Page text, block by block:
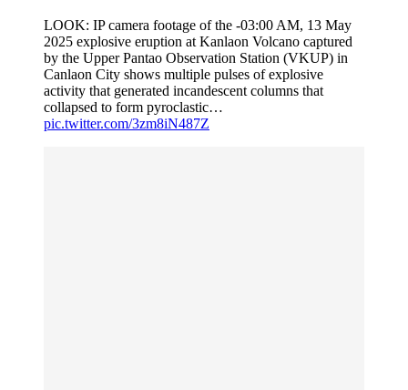
LOOK: IP camera footage of the -03:00 AM, 13 May
2025 explosive eruption at Kanlaon Volcano captured
by the Upper Pantao Observation Station (VKUP) in
Canlaon City shows multiple pulses of explosive
activity that generated incandescent columns that
collapsed to form pyroclastic…
pic.twitter.com/3zm8iN487Z